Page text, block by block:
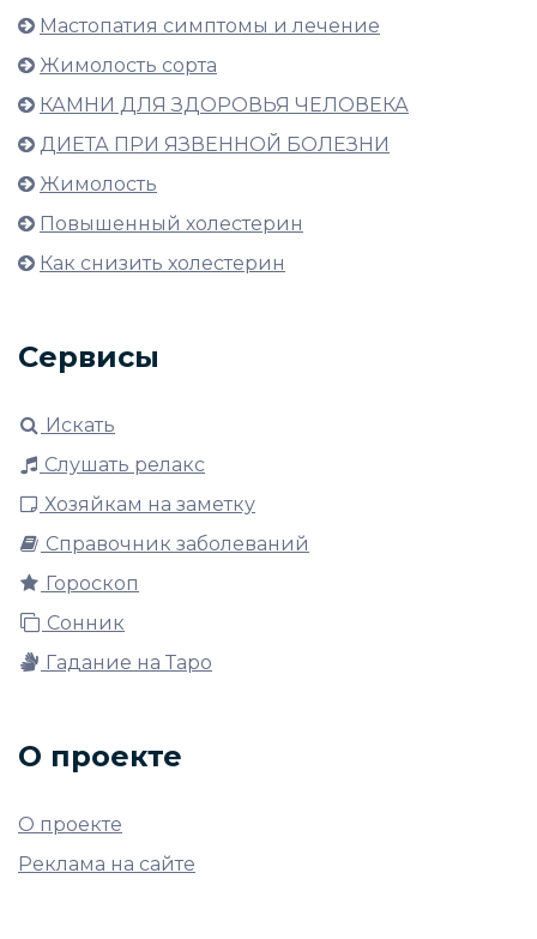
Мастопатия симптомы и лечение
Жимолость сорта
КАМНИ ДЛЯ ЗДОРОВЬЯ ЧЕЛОВЕКА
ДИЕТА ПРИ ЯЗВЕННОЙ БОЛЕЗНИ
Жимолость
Повышенный холестерин
Как снизить холестерин
Сервисы
Искать
Слушать релакс
Хозяйкам на заметку
Справочник заболеваний
Гороскоп
Сонник
Гадание на Таро
О проекте
О проекте
Реклама на сайте